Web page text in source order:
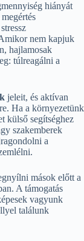
hiányát
nem kapjuk
hajlamosak
túlreagálni a
jeleit, és aktívan
Ha a környezetünk
külső segítséghez
szakemberek
a
mások előtt a
A támogatás
vagyunk
találunk